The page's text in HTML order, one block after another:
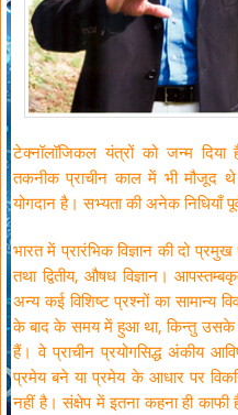
टेक्नॉलॉजिकल यंत्रों को जन्म दिया
तकनीक प्राचीन काल में भी मौजूद थे
योगदान है। सभ्यता की अनेक निधियाँ
भारत में प्रारंभिक विज्ञान की दो
तथा द्वितीय, औषध विज्ञान।
अन्य कई विशिष्ट प्रश्नों का सामान्य
के बाद के समय में हुआ था, किन्तु उसके
हैं। वे प्राचीन प्रयोगसिद्ध अंकीय
प्रमेय बने या प्रमेय के आधार पर
नहीं है। संक्षेप में इतना कहना ही काफी